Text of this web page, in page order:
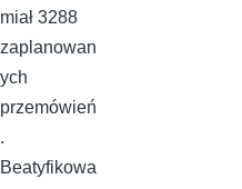
miał 3288
zaplanowan
ych
przemówień
.
Beatyfikowa